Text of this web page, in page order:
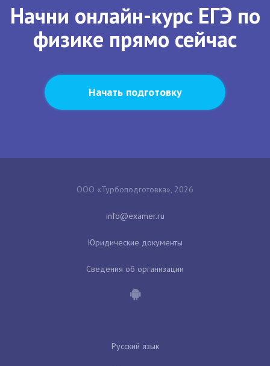
Начни онлайн-курс ЕГЭ по
физике прямо сейчас
Начать подготовку
ООО «Турбоподготовка», 2026
Юридические документы
Сведения об организации
Русский язык